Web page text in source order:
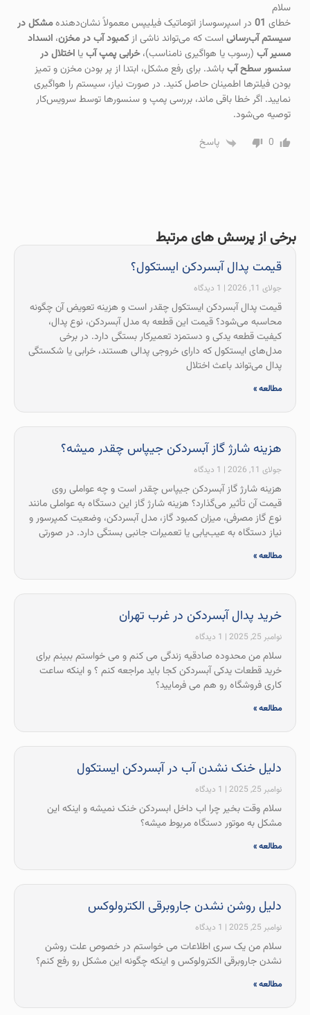
سلام
خطای 01 در اسپرسوساز اتوماتیک فیلیپس معمولاً نشان‌دهندهمشکل در
سیستم آب‌رسانیاست که می‌تواند ناشی ازکمبود آب در مخزن، انسداد
مسیر آب (رسوب یا هواگیری نامناسب)،خرابی پمپ آبیا اختلال در
سنسور سطح آبباشد. برای رفع مشکل، ابتدا از پر بودن مخزن و تمیز
بودن فیلترها اطمینان حاصل کنید. در صورت نیاز، سیستم را هواگیری
نمایید. اگر خطا باقی ماند، بررسی پمپ و سنسورها توسط سرویس‌کار
توصیه می‌شود.
0
پاسخ
برخی از پرسش های مرتبط
قیمت پدال آبسردکن ایستکول؟
جولای 11, 2026
قیمت پدال آبسردکن ایستکول چقدر است و هزینه تعویض آن چگونه
محاسبه می‌شود؟ قیمت این قطعه به مدل آبسردکن، نوع پدال،
کیفیت قطعه یدکی و دستمزد تعمیرکار بستگی دارد. در برخی
مدل‌های ایستکول که دارای خروجی پدالی هستند، خرابی یا شکستگی
پدال می‌تواند باعث اختلال
مطالعه »
هزینه شارژ گاز آبسردکن جیپاس چقدر میشه؟
جولای 11, 2026
هزینه شارژ گاز آبسردکن جیپاس چقدر است و چه عواملی روی
قیمت آن تأثیر می‌گذارد؟ هزینه شارژ گاز این دستگاه به عواملی مانند
نوع گاز مصرفی، میزان کمبود گاز، مدل آبسردکن، وضعیت کمپرسور و
نیاز دستگاه به عیب‌یابی یا تعمیرات جانبی بستگی دارد. در صورتی
مطالعه »
خرید پدال آبسردکن در غرب تهران
نوامبر 25, 2025
سلام من محدوده صادقیه زندگی می کنم و می خواستم ببینم برای
خرید قطعات یدکی آبسردکن کجا باید مراجعه کنم ؟ و اینکه ساعت
کاری فروشگاه رو هم می فرمایید؟
مطالعه »
دلیل خنک نشدن آب در آبسردکن ایستکول
نوامبر 25, 2025
سلام وقت بخیر چرا اب داخل ابسردکن خنک نمیشه و اینکه این
مشکل به موتور دستگاه مربوط میشه؟
مطالعه »
دلیل روشن نشدن جاروبرقی الکترولوکس
نوامبر 25, 2025
سلام من یک سری اطلاعات می خواستم در خصوص علت روشن
نشدن جاروبرقی الکترولوکس و اینکه چگونه این مشکل رو رفع کنم؟
مطالعه »